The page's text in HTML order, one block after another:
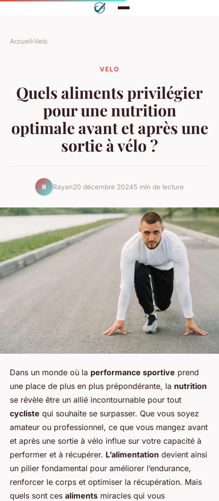
Accueil›Velo
VELO
Quels aliments privilégier
pour une nutrition
optimale avant et après une
sortie à vélo ?
R Rayan20 décembre 20245 min de lecture
Dans un monde où la performance sportive prend
une place de plus en plus prépondérante, la nutrition
se révèle être un allié incontournable pour tout
cycliste qui souhaite se surpasser. Que vous soyez
amateur ou professionnel, ce que vous mangez avant
et après une sortie à vélo influe sur votre capacité à
performer et à récupérer. L’alimentation devient ainsi
un pilier fondamental pour améliorer l’endurance,
renforcer le corps et optimiser la récupération. Mais
quels sont ces aliments miracles qui vous